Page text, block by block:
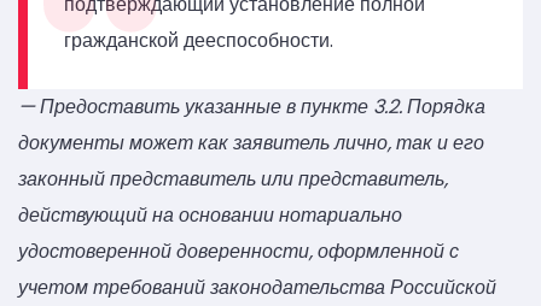
гражданской дееспособности.
— Предоставить указанные в пункте 3.2. Порядка
документы может как заявитель лично, так и его
законный представитель или представитель,
действующий на основании нотариально
удостоверенной доверенности, оформленной с
учетом требований законодательства Российской